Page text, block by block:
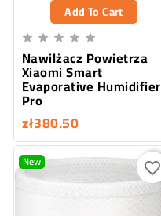
Add To Cart
    
Nawilżacz Powietrza
Xiaomi Smart
Evaporative Humidifier
Pro
zł380.50
New favorite_border